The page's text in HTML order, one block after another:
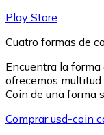
Play Store
Cuatro formas de
Encuentra la
ofrecemos multitud
Coin de una forma
Comprar usd-coin